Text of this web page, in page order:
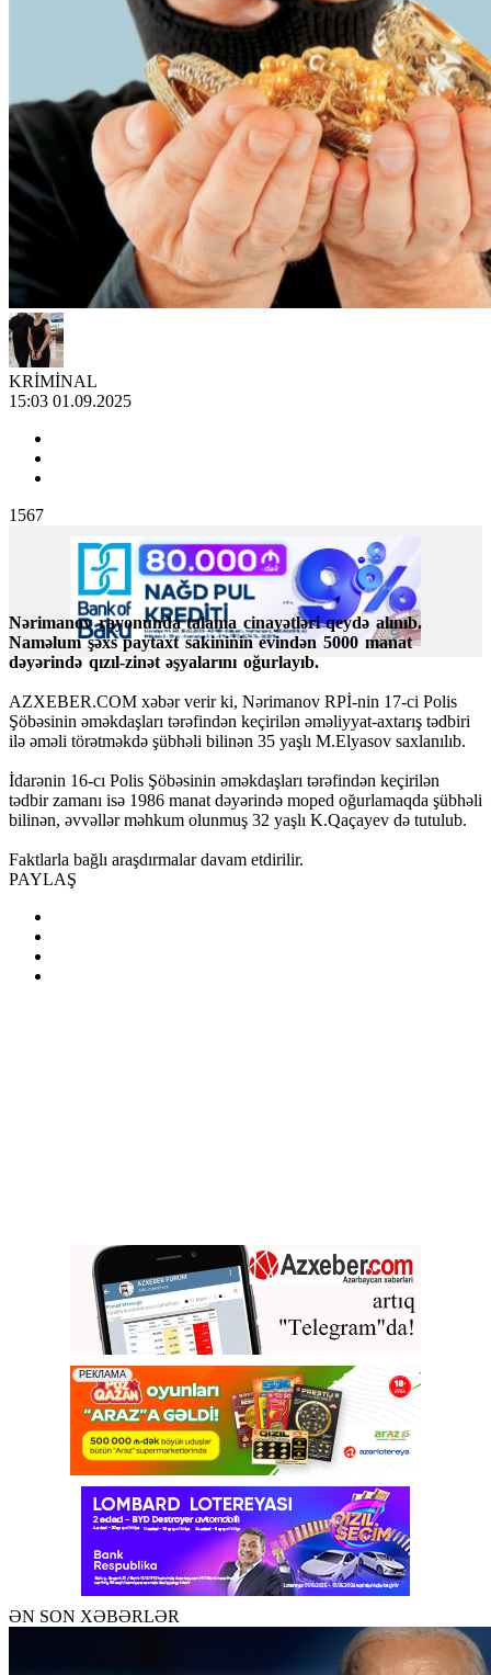
KRİMİNAL
15:03 01.09.2025
1567
Nərimanov rayonunda talama cinayətləri qeydə alınıb.
Naməlum şəxs paytaxt sakininin evindən 5000 manat
dəyərində qızıl-zinət əşyalarını oğurlayıb.
AZXEBER.COM xəbər verir ki, Nərimanov RPİ-nin 17-ci Polis
Şöbəsinin əməkdaşları tərəfindən keçirilən əməliyyat-axtarış tədbiri
ilə əməli törətməkdə şübhəli bilinən 35 yaşlı M.Elyasov saxlanılıb.
İdarənin 16-cı Polis Şöbəsinin əməkdaşları tərəfindən keçirilən
tədbir zamanı isə 1986 manat dəyərində moped oğurlamaqda şübhəli
bilinən, əvvəllər məhkum olunmuş 32 yaşlı K.Qaçayev də tutulub.
Faktlarla bağlı araşdırmalar davam etdirilir.
PAYLAŞ
ƏN SON XƏBƏRLƏR